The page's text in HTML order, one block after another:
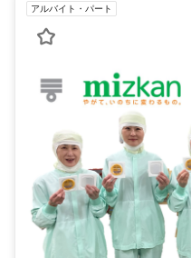
アルバイト・パート